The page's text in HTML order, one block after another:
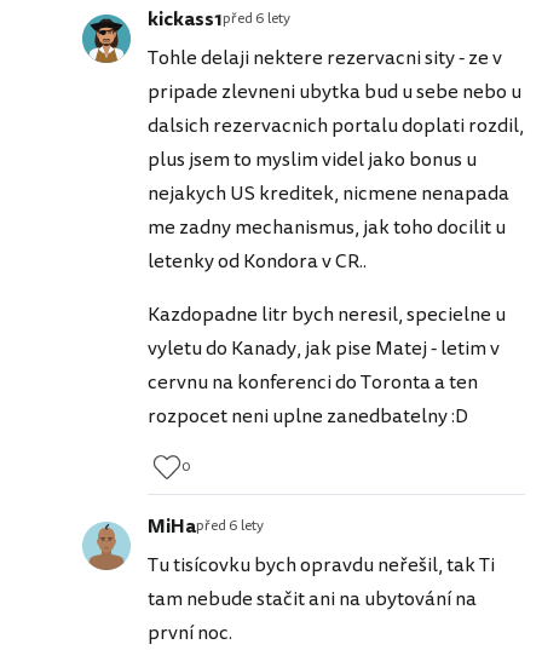
kickass1před 6 lety
Tohle delaji nektere rezervacni sity - ze v
pripade zlevneni ubytka bud u sebe nebo u
dalsich rezervacnich portalu doplati rozdil,
plus jsem to myslim videl jako bonus u
nejakych US kreditek, nicmene nenapada
me zadny mechanismus, jak toho docilit u
letenky od Kondora v CR..
Kazdopadne litr bych neresil, specielne u
vyletu do Kanady, jak pise Matej - letim v
cervnu na konferenci do Toronta a ten
rozpocet neni uplne zanedbatelny :D
0
MiHapřed 6 lety
Tu tisícovku bych opravdu neřešil, tak Ti
tam nebude stačit ani na ubytování na
první noc.